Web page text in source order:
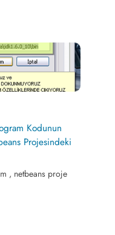
Kodunun
Projesindeki
, netbeans proje